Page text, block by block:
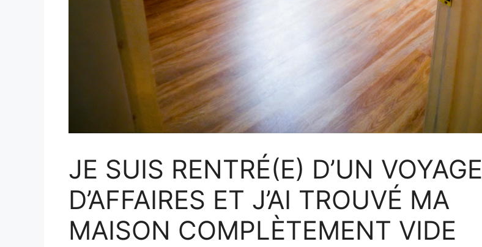
JE SUIS RENTRÉ(E) D’UN VOYAGE
D’AFFAIRES ET J’AI TROUVÉ MA
MAISON COMPLÈTEMENT VIDE